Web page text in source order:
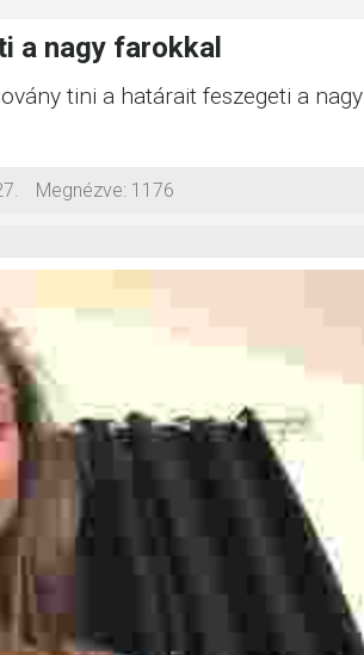
a nagy farokkal
tini a határait feszegeti a nagy
Megnézve: 1176